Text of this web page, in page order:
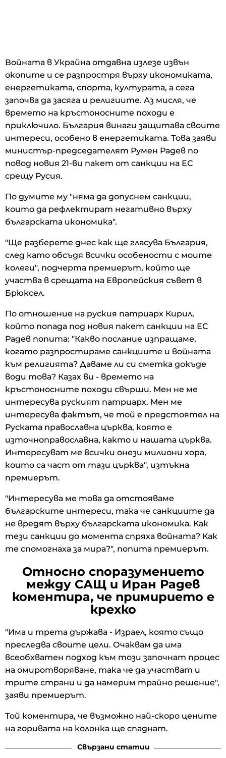
Войната в Украйна отдавна излезе извън
окопите и се разпростря върху икономиката,
енергетиката, спорта, културата, а сега
започва да засяга и религиите. Аз мисля, че
времето на кръстоносните походи е
приключило. България винаги защитава своите
интереси, особено в енергетиката. Това заяви
министър-председателят Румен Радев по
повод новия 21-ви пакет от санкции на ЕС
срещу Русия.
По думите му "няма да допуснем санкции,
които да рефлектират негативно върху
българската икономика".
"Ще разберете днес как ще гласува България,
след като обсъдя всички особености с моите
колеги", подчерта премиерът, който ще
участва в срещата на Европейския съвет в
Брюксел.
По отношение на руския патриарх Кирил,
който попада под новия пакет санкции на ЕС
Радев попита: "Какво послание изпращаме,
когато разпростираме санкциите и войната
към религията? Даваме ли си сметка докъде
води това? Казах ви - времето на
кръстоносните походи свърши. Мен не ме
интересува руският патриарх. Мен ме
интересува фактът, че той е предстоятел на
Руската православна църква, която е
източноправославна, както и нашата църква.
Интересуват ме всички онези милиони хора,
които са част от тази църква", изтъкна
премиерът.
"Интересува ме това да отстояваме
българските интереси, така че санкциите да
не вредят върху българската икономика. Как
тези санкции до момента спряха войната? Как
те спомогнаха за мира?", попита премиерът.
Относно споразумението
между САЩ и Иран Радев
коментира, че примирието е
крехко
"Има и трета държава - Израел, която също
преследва своите цели. Очаквам да има
всеобхватен подход към този започнат процес
на омиротворяване, така че да участват и
трите страни и да намерим трайно решение",
заяви премиерът.
Той коментира, че възможно най-скоро цените
на горивата на колонка ще спаднат.
Свързани статии